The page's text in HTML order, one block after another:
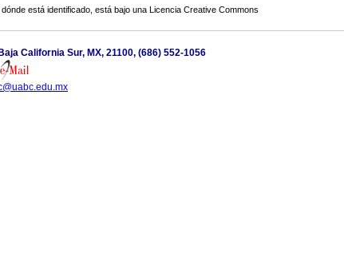
está identificado, está bajo una Licencia Creative Commons
California Sur, MX, 21100, (686) 552-1056